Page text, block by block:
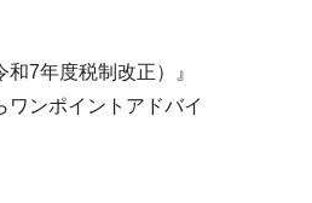
7年度税制改正）』
ンポイントアドバイ